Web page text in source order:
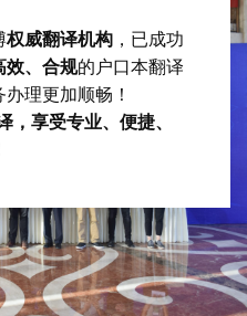
权威翻译机构 ，已成功
效、合规的户口本翻译
理更加顺畅！
，享受专业、便捷、